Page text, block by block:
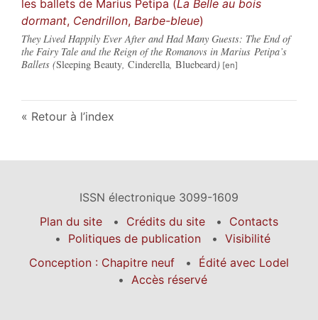
les ballets de Marius Petipa (La Belle au bois
dormant, Cendrillon, Barbe-bleue)
They Lived Happily Ever After and Had Many Guests: The End of
the Fairy Tale and the Reign of the Romanovs in Marius Petipa’s
Ballets (Sleeping Beauty, Cinderella, Bluebeard)
Retour à l’index
ISSN électronique 3099-1609
Plan du site
Crédits du site
Contacts
Politiques de publication
Visibilité
Conception : Chapitre neuf
Édité avec Lodel
Accès réservé